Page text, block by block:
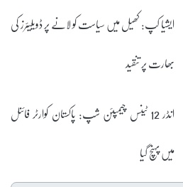
ایشیا کپ: کھیل میں سیاست کو لانے پر ڈویلیئرز کی
بھارت پر تنقید
انڈر 12 ٹینس چیمپئن شپ: پاکستان کوارٹر فائنل
میں پہنچ گیا